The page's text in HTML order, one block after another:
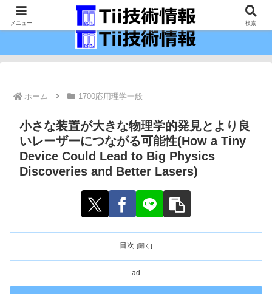
最新の科学技術の情報インフラ。
ホーム 1700応用理学一般
小さな装置が大きな物理学的発見とより良
いレーザーにつながる可能性(How a Tiny
Device Could Lead to Big Physics
Discoveries and Better Lasers)
目次
ad
メニュー 検索